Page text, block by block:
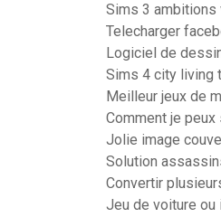
Sims 3 ambitions
Telecharger
Logiciel de
Sims 4 city living
Meilleur jeux de
Comment je
Jolie image
Solution
Convertir
Jeu de voiture ou